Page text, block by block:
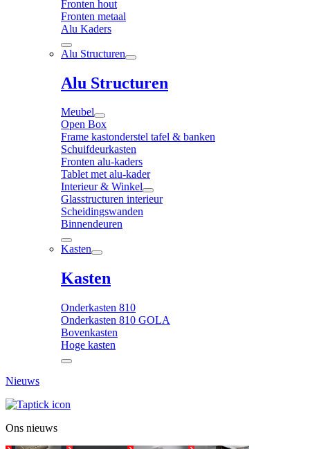
Fronten hout
Fronten metaal
Alu Kaders
Alu Structuren
Alu Structuren
Meubel
Open Box
Frame kastonderstel tafel & banken
Schuifdeurkasten
Fronten alu-kaders
Tablet met alu-kader
Interieur & Winkel
Glasstructuren interieur
Scheidingswanden
Binnendeuren
Kasten
Kasten
Onderkasten 810
Onderkasten 810 GOLA
Bovenkasten
Hoge kasten
Nieuws
Ons nieuws